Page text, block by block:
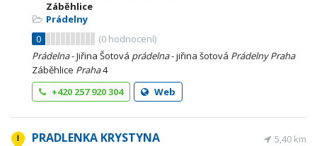
Záběhlice
Prádelny
0
(0 hodnocení)
Prádelna- Jiřina Šotová prádelna- jiřina šotová Prádelny Praha
Záběhlice Praha4
+420 257 920 304
Web
PRADLENKA KRYSTYNA 5,40 km